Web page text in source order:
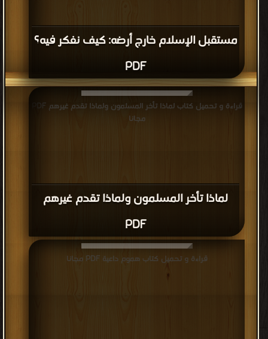
مستقبل الإسلام خارج أرضه: كيف نفكر فيه؟
PDF
لماذا تأخر المسلمون ولماذا تقدم غيرهم
PDF
قراءة و تحميل كتاب لماذا تأخر المسلمون ولماذا تقدم غيرهم PDF
مجانا
قراءة و تحميل كتاب هموم داعية PDF مجانا